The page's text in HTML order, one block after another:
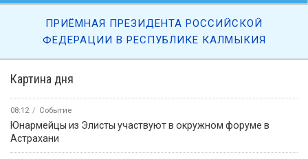
Картина дня
08:12 Событие
Юнармейцы из Элисты участвуют в окружном форуме в
Астрахани
ПРИЁМНАЯ ПРЕЗИДЕНТА РОССИЙСКОЙ
ФЕДЕРАЦИИ В РЕСПУБЛИКЕ КАЛМЫКИЯ